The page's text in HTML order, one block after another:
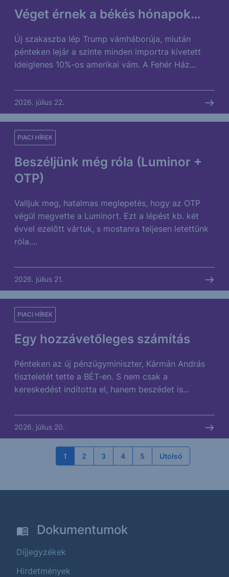
Véget érnek a békés hónapok…
Új szakaszba lép Trump vámháborúja, miután
pénteken lejár a szinte minden importra kivetett
ideiglenes 10%-os amerikai vám. A Fehér Ház...
2026. július 22.
Beszéljünk még róla (Luminor +
OTP)
PIACI HÍREK
Valljuk meg, hatalmas meglepetés, hogy az OTP
végül megvette a Luminort. Ezt a lépést kb. két
évvel ezelőtt vártuk, s mostanra teljesen letettünk
róla....
2026. július 21.
Egy hozzávetőleges számítás
PIACI HÍREK
Pénteken az új pénzügyminiszter, Kármán András
tiszteletét tette a BÉT-en. S nem csak a
kereskedést indította el, hanem beszédet is...
2026. július 20.
1 2 3 4 5 Utolsó
Dokumentumok
Díjjegyzékek
Hirdetmények